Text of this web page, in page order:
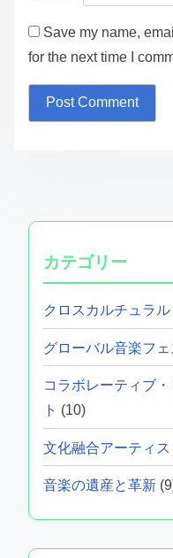
Save my name,
for the next time I
カテゴリー
クロスカルチュラ
グローバル音楽フ
コラボレーティブ
ト (10)
文化融合アーティス
音楽の遺産と革新